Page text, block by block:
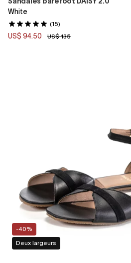
White
(15)
US$ 94.50 US$ 135
-40%
Deux largeurs